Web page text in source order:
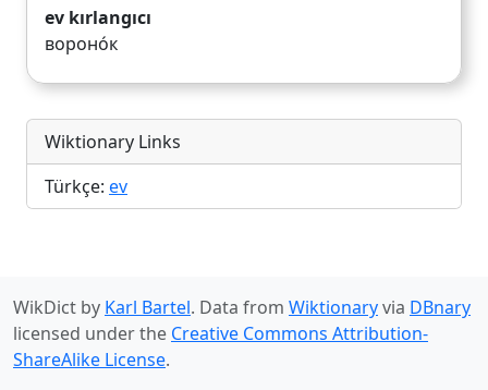
ev kırlangıcı
вороно́к
Wiktionary Links
Türkçe: ev
WikDict by Karl Bartel. Data from Wiktionaryvia DBnary
licensed under the Creative Commons Attribution-
ShareAlike License.